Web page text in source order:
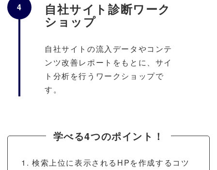
4 自社サイト診断ワーク
ショップ
自社サイトの流入データやコンテ
ンツ改善レポートをもとに、サイ
ト分析を行うワークショップで
す。
学べる4つのポイント！
検索上位に表示されるHPを作成するコツ